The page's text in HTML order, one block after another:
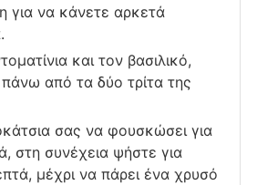
για να κάνετε αρκετά
και τον βασιλικό,
από τα δύο τρίτα της
σας να φουσκώσει για
στη συνέχεια ψήστε για
μέχρι να πάρει ένα χρυσό